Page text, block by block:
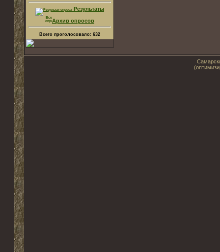
Результаты
Архив опросов
Всего проголосовало: 632